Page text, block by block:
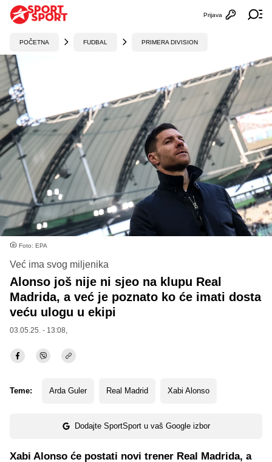
Otvori
Prijava
POČETNA FUDBAL PRIMERA DIVISION
Foto: EPA
Već ima svog miljenika
Alonso još nije ni sjeo na klupu Real
Madrida, a već je poznato ko će imati dosta
veću ulogu u ekipi
03.05.25. - 13:08,
Teme: Arda Guler Real Madrid Xabi Alonso
Dodajte SportSport u vaš Google izbor
Xabi Alonso će postati novi trener Real Madrida, a